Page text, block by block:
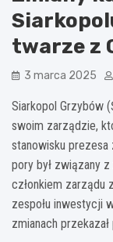
twarze z
3 marca 2025
Siarkopol Grzybów
swoim zarządzie,
stanowisku prezesa
pory był związany z
członkiem zarządu
zespołu inwestycji
zmianach